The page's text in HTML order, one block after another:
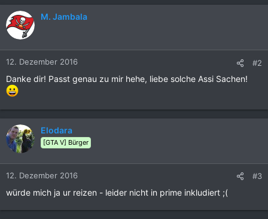
M. Jambala
12. Dezember 2016 #2
Danke dir! Passt genau zu mir hehe, liebe solche Assi Sachen!
Elodara
[GTA V] Bürger
12. Dezember 2016 #3
würde mich ja ur reizen - leider nicht in prime inkludiert ;(